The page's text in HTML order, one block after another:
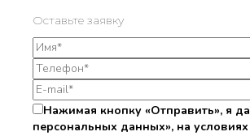
Оставьте заявку
Нажимая кнопку «Отправить», я
персональных данных», на